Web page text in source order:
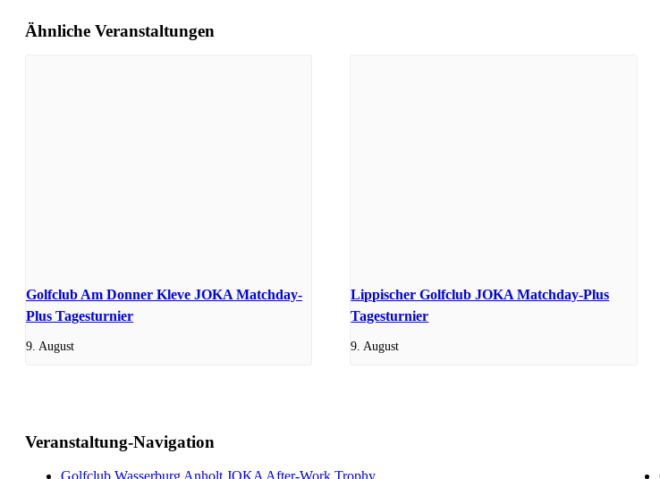
Ähnliche Veranstaltungen
Golfclub Am Donner Kleve JOKA Matchday-
Plus Tagesturnier
9. August
Lippischer Golfclub JOKA Matchday-Plus
Tagesturnier
9. August
Veranstaltung-Navigation